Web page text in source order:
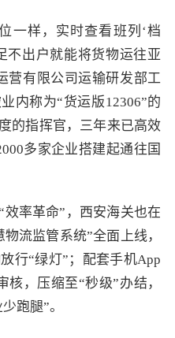
一样，实时查看班列‘档
不出户就能将货物运往亚
营有限公司运输研发部工
内称为“货运版12306”的
的指挥官，三年来已高效
多家企业搭建起通往国
率革命”，西安海关也在
流监管系统”全面上线，
行“绿灯”；配套手机App
，压缩至“秒级”办结，
跑腿”。